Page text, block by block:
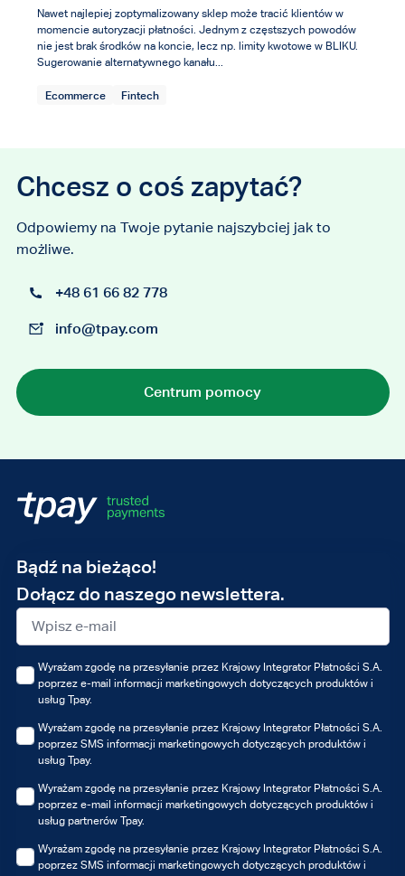
Nawet najlepiej zoptymalizowany sklep może tracić klientów w
momencie autoryzacji płatności. Jednym z częstszych powodów
nie jest brak środków na koncie, lecz np. limity kwotowe w BLIKU.
Sugerowanie alternatywnego kanału...
Ecommerce Fintech
Chcesz o coś zapytać?
Odpowiemy na Twoje pytanie najszybciej jak to
możliwe.
+48 61 66 82 778
info@tpay.com
Centrum pomocy
Bądź na bieżąco!
Dołącz do naszego newslettera.
Adres
e-
mail
Wyrażam zgodę na przesyłanie przez Krajowy Integrator Płatności S.A.
poprzez e-mail informacji marketingowych dotyczących produktów i
usług Tpay.
Wyrażam zgodę na przesyłanie przez Krajowy Integrator Płatności S.A.
poprzez SMS informacji marketingowych dotyczących produktów i
usług Tpay.
Wyrażam zgodę na przesyłanie przez Krajowy Integrator Płatności S.A.
poprzez e-mail informacji marketingowych dotyczących produktów i
usług partnerów Tpay.
Wyrażam zgodę na przesyłanie przez Krajowy Integrator Płatności S.A.
poprzez SMS informacji marketingowych dotyczących produktów i